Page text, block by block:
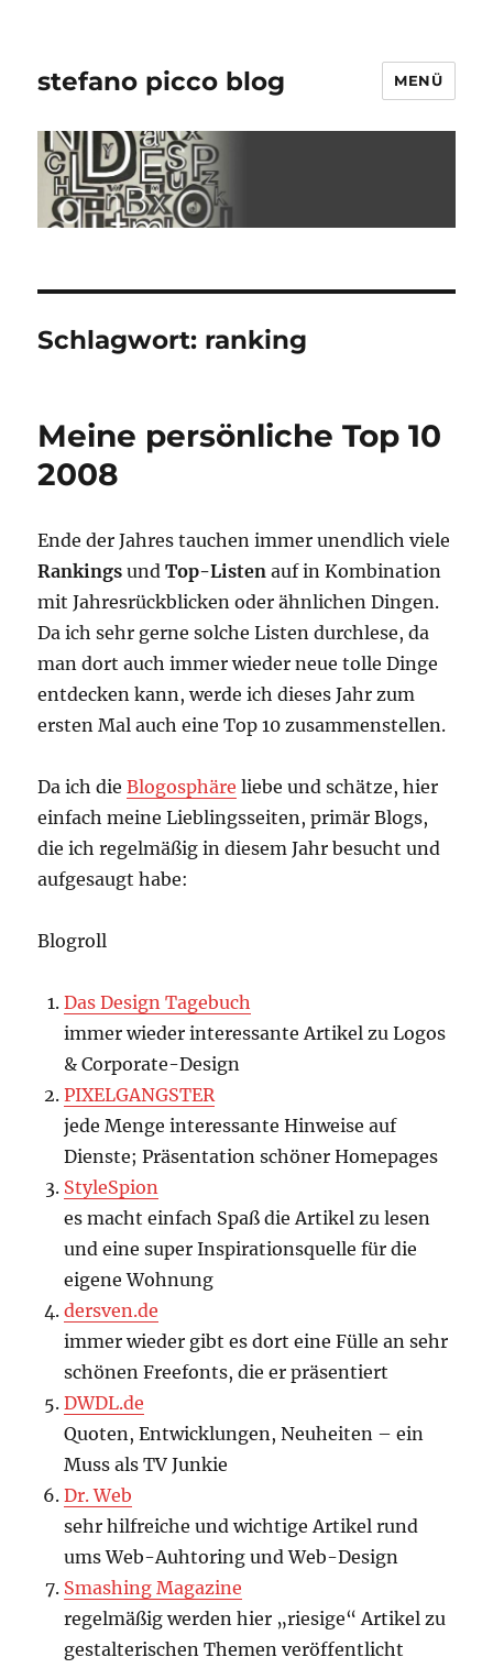
stefano picco blog MENÜ
Schlagwort: ranking
Meine persönliche Top 10
2008
Ende der Jahres tauchen immer unendlich viele
Rankings undTop-Listen auf in Kombination
mit Jahresrückblicken oder ähnlichen Dingen.
Da ich sehr gerne solche Listen durchlese, da
man dort auch immer wieder neue tolle Dinge
entdecken kann, werde ich dieses Jahr zum
ersten Mal auch eine Top 10 zusammenstellen.
Da ich dieBlogosphäre liebe und schätze, hier
einfach meine Lieblingsseiten, primär Blogs,
die ich regelmäßig in diesem Jahr besucht und
aufgesaugt habe:
Blogroll
Das Design Tagebuch
immer wieder interessante Artikel zu Logos
& Corporate-Design
PIXELGANGSTER
jede Menge interessante Hinweise auf
Dienste; Präsentation schöner Homepages
StyleSpion
es macht einfach Spaß die Artikel zu lesen
und eine super Inspirationsquelle für die
eigene Wohnung
dersven.de
immer wieder gibt es dort eine Fülle an sehr
schönen Freefonts, die er präsentiert
DWDL.de
Quoten, Entwicklungen, Neuheiten – ein
Muss als TV Junkie
Dr. Web
sehr hilfreiche und wichtige Artikel rund
ums Web-Auhtoring und Web-Design
Smashing Magazine
regelmäßig werden hier „riesige“ Artikel zu
gestalterischen Themen veröffentlicht